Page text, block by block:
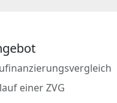
einer ZVG